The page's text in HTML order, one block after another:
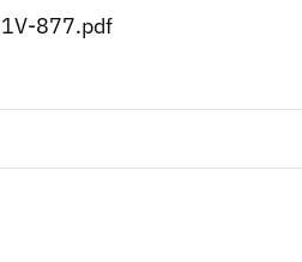
877.pdf